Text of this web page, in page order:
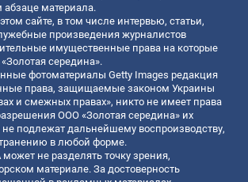
материала.
сайте, в том числе интервью, статьи,
произведения журналистов
имущественные права на которые
середина».
фотоматериалы Getty Images редакция
права, защищаемые законом Украины
и смежных правах», никто не имеет права
ООО «Золотая середина» их
не подлежат дальнейшему воспроизводству,
в любой форме.
может не разделять точку зрения,
материале. За достоверность